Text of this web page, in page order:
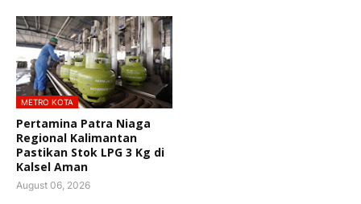
METRO KOTA
Pertamina Patra Niaga
Regional Kalimantan
Pastikan Stok LPG 3 Kg di
Kalsel Aman
August 06, 2026